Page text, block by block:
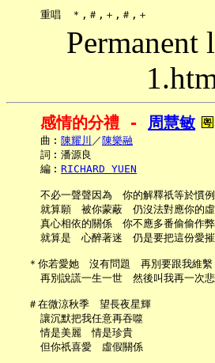
感情的分禮 - 周慧敏
     曲︰
陳耀川 ／ 陳樂融
     詞︰潘源良
     編︰
RICHARD YUEN
     不必一聲聲因為　你的解釋祇等於慣例
就算願　被你蒙蔽　仍沒法對應你的
     真心相依的關係　你不應多番偷偷作弊
就算是　心醉著迷　仍是要把這份愛
   ＊你若愛她　沒有問題　再別要跟我維繫
再別說謊一生一世　然後叫我再一次
   ＃在微涼秋季　望長夜星輝
     讓沉默把我任意再吞噬
     情是美麗　情是珍貴
     但你祇喜愛　虛假關係